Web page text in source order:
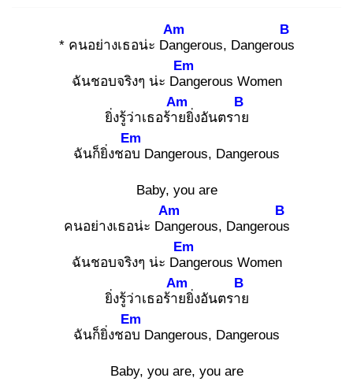
* คนอย่างเธอน่ะ Dan
Am
gerous, Dangerous
B
ฉันชอบจริงๆ น่ะ Dan
Em
gerous Women
ยิ่งรู้ว่าเธอร้าย
Am
ยิ่งอันตราย
B
ฉันก็ยิ่งชอบ
Em
Dangerous, Dangerous
Baby, you are
คนอย่างเธอน่ะ Dan
Am
gerous, Dangerous
B
ฉันชอบจริงๆ น่ะ Dan
Em
gerous Women
ยิ่งรู้ว่าเธอร้าย
Am
ยิ่งอันตราย
B
ฉันก็ยิ่งชอบ
Em
Dangerous, Dangerous
Baby, you are, you are